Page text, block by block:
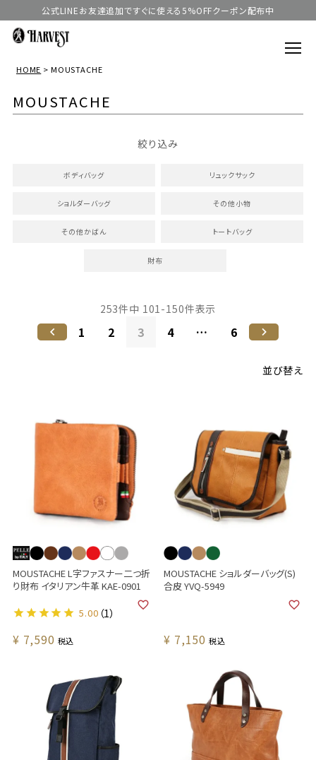
公式LINEお友達追加ですぐに使える5%OFFクーポン配布中
HOME MOUSTACHE
MOUSTACHE
絞り込み
ボディバッグ リュックサック
ショルダーバッグ その他小物
その他かばん トートバッグ
財布
並び替え
253件中 101 -150件表示
1 2 3 4 … 6
MOUSTACHE L字ファスナー二つ折
り財布 イタリアン牛革 KAE-0901
¥ 7,590 税込
5.00 （1）
MOUSTACHE ショルダーバッグ(S)
合皮 YVQ-5949
¥ 7,150 税込